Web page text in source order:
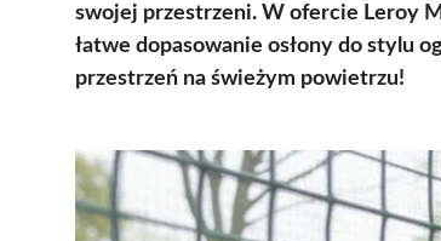
swojej przestrzeni. W ofercie Leroy
łatwe dopasowanie osłony do stylu
przestrzeń na świeżym powietrzu!